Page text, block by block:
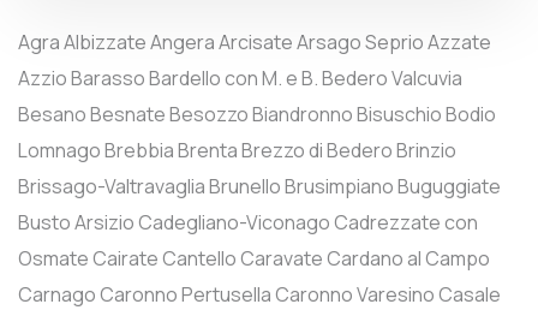
AgraAlbizzateAngeraArcisateArsago SeprioAzzate
AzzioBarassoBardello con M. e B.Bedero Valcuvia
BesanoBesnateBesozzoBiandronnoBisuschioBodio
LomnagoBrebbiaBrentaBrezzo di BederoBrinzio
Brissago-ValtravagliaBrunelloBrusimpianoBuguggiate
Busto Arsizio Cadegliano-Viconago Cadrezzate con
Osmate Cairate Cantello Caravate Cardano al Campo
Carnago Caronno Pertusella Caronno Varesino Casale